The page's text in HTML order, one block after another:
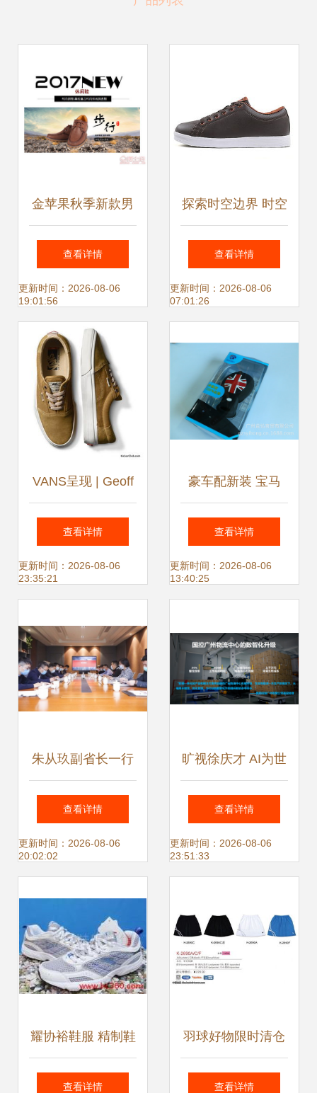
金苹果秋季新款男
皮鞋9082 英伦复
古商务休闲，软底
正装尽显绅士风范
查看详情
更新时间：2026-08-06
19:01:56
探索时空边界 时空
鸟运动鞋最新产品
全面解析
查看详情
更新时间：2026-08-06
07:01:26
VANS呈现 | Geoff
Rowley最新个人鞋
服系列 滑板界的叛
查看详情
更新时间：2026-08-06
23:35:21
豪车配新装 宝马
Mini硅胶钥匙包的
居家实用美学
查看详情
更新时间：2026-08-06
13:40:25
朱从玖副省长一行
深入贝贝集团调研
鞋服产业新业态
查看详情
更新时间：2026-08-06
20:02:02
旷视徐庆才 AI为世
界创造数字化劳动
力，以鞋服行业为
查看详情
更新时间：2026-08-06
23:51:33
耀协裕鞋服 精制鞋
服展示相册图集
查看详情
羽球好物限时清仓
胜利鞋服、高神
查看详情